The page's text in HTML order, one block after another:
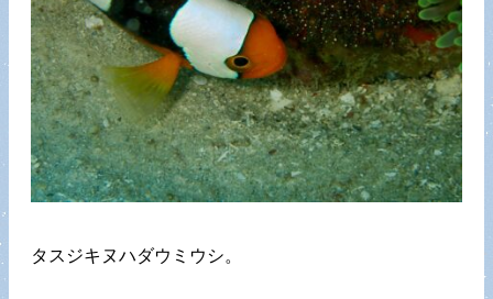
タスジキヌハダウミウシ。